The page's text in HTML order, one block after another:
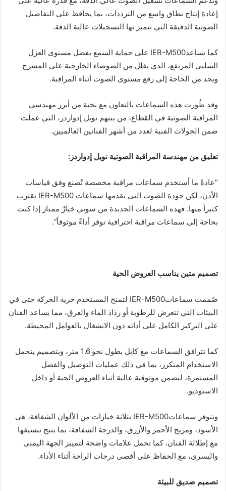
إعادة إنتاج نطاق واسع من الترددات، بما يحافظ على التفاصيل
الصوتية الدقيقة التي تتميز بها التسجيلات عالية الدقة.
كما تساعدIER-M500 على حماية السمع بفضل مستوى العزل
السلبي المرتفع، الذي يقلل من الضوضاء الخارجية على المسرح
ويحد من الحاجة إلى رفع مستوى الصوت أثناء المراقبة.
وقد طُورت هذه السماعات بالتعاون مع نخبة من أبرز مهندسي
المراقبة الصوتية في القطاع، من بينهم نويل إدواردز، التي عملت
ضمن الجولات الفنية لعدد من أشهر الفنانين العالميين.
تعليق من مهندسة المراقبة الصوتية نويل إدواردز:
“عادةً ما أستخدم سماعات مراقبة مخصصة تُصنع وفق قياسات
الأذن، لكن جودة الصوت التي تقدمها سماعات IER-M500 تقترب
كثيراً منها. فهذه السماعات الجديدة من سوني خيارٌ ممتاز إذا كنت
بحاجة إلى سماعات مراقبة احترافية توفر أداءً موثوقاً”.
تصميم متين يناسب العروض الحية
صُممت سماعاتIER-M500 لتمنح المستخدم حرية الحركة حتى في
البيئات التي تتعرض للرطوبة أو رذاذ الماء والعرق، مما يساعد الفنان
على التركيز الكامل على أدائه دون الانشغال بالعوامل المحيطة.
كما تترافق السماعات مع كابل بطول نحو 1.6 متر، وبتصميم يتحمل
الاستخدام المتكرر، بما في ذلك عمليات التوصيل والفصل
المستمرة، ليضمن موثوقية عالية أثناء العروض الحية أو داخل
الاستوديو.
وتتوفر سماعاتIER-M500 بثلاثة خيارات من الألوان الشفافة، هي
الأسود، ومزيج الأحمر والأزرق، والدرجة الشفافة، بما يتيح تنسيقها
مع إطلالة الفنان. كما تحمل علامات واضحة لتمييز الجهة اليمنى
واليسرى، مع الحفاظ على أقصى درجات الراحة أثناء الأداء.
تصميم صديق للبيئة